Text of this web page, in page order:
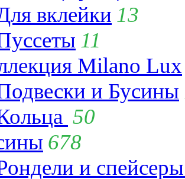
вклейки 13
11
Milano Lux
и Бусины
50
678
и